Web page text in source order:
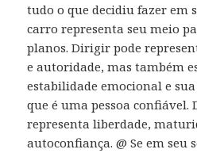
tudo o que decidiu fazer em
carro representa seu meio
planos. Dirigir pode
e autoridade, mas também
estabilidade emocional e
que é uma pessoa
representa liberdade,
autoconfiança. @ Se em seu